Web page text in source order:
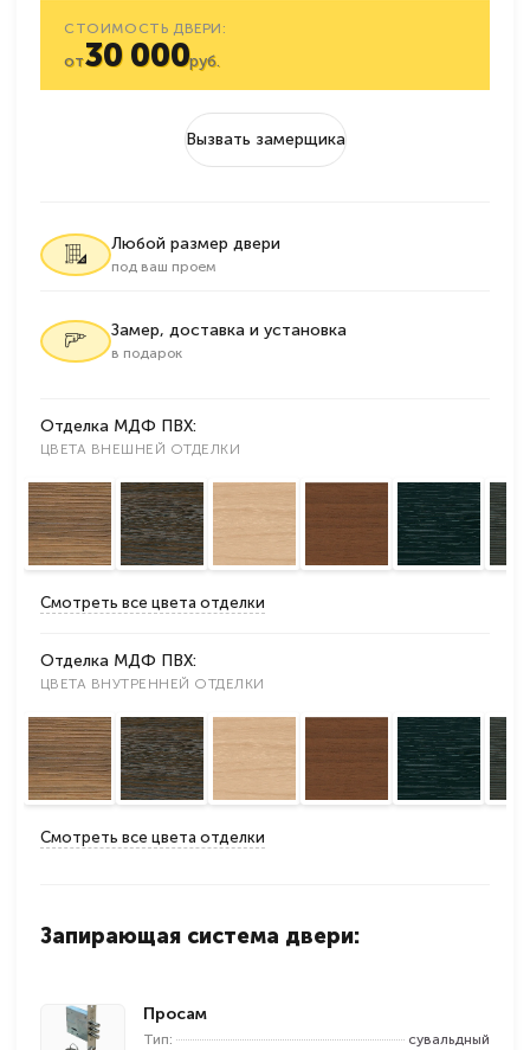
СТОИМОСТЬ ДВЕРИ:
от30 000руб.
Вызвать замерщика
Любой размер двери
под ваш проем
Замер, доставка и установка
в подарок
Отделка МДФ ПВХ:
ЦВЕТА ВНЕШНЕЙ ОТДЕЛКИ
Смотреть все цвета отделки
Отделка МДФ ПВХ:
ЦВЕТА ВНУТРЕННЕЙ ОТДЕЛКИ
Смотреть все цвета отделки
Запирающая система двери:
Просам
Тип:
сувальдный